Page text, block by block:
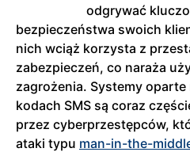
odgrywać
bezpieczeństwa swoich
nich wciąż korzysta z
zabezpieczeń, co naraża
zagrożenia. Systemy
kodach SMS są coraz
przez cyberprzestępców,
ataki typu man-in-the-